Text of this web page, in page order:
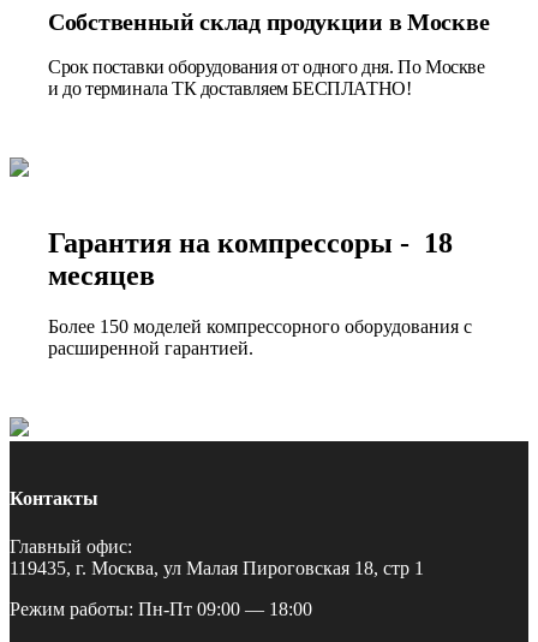
Собственный склад продукции в Москве
Срок поставки оборудования от одного дня. По Москве
и до терминала ТК доставляем БЕСПЛАТНО!
Гарантия на компрессоры - 18
месяцев
Более 150 моделей компрессорного оборудования с
расширенной гарантией.
Контакты
Главный офис:
119435, г. Москва, ул Малая Пироговская 18, стр 1
Режим работы: Пн-Пт 09:00 — 18:00